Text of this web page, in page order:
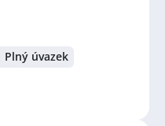
Plný úvazek